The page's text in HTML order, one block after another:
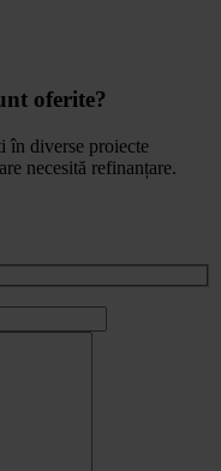
oferite?
în diverse proiecte
necesită refinanțare.